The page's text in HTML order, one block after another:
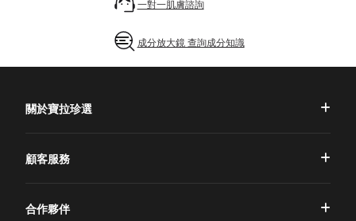
成分放大鏡 查詢成分知識
關於寶拉珍選
專業國際團隊
顧客服務
合作夥伴